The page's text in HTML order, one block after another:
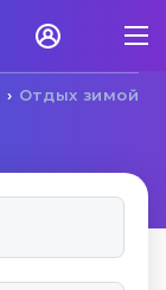
Отдых зимой